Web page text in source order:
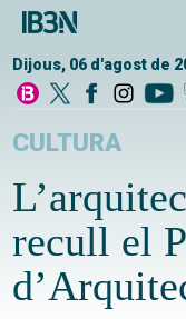
Dijous, 06 d'agost de
CULTURA
recull el